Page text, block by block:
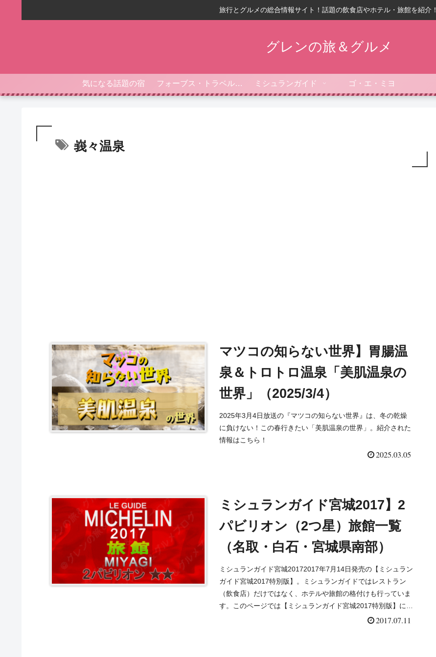
旅行とグルメの総合情報サイト！話題の飲食店やホテル・旅館を紹介！
グレンの旅＆グルメ
気になる話題の宿 フォーブス・トラベルガイド ミシュランガイド ゴ・エ・ミヨ
峩々温泉
マツコの知らない世界】胃腸温
泉＆トロトロ温泉「美肌温泉の
世界」（2025/3/4）
2025年3月4日放送の『マツコの知らない世界』は、冬の乾燥
に負けない！この春行きたい「美肌温泉の世界」。紹介された
情報はこちら！
2025.03.05
ミシュランガイド宮城2017】2
パビリオン（2つ星）旅館一覧
（名取・白石・宮城県南部）
ミシュランガイド宮城20172017年7月14日発売の【ミシュラン
ガイド宮城2017特別版】。ミシュランガイドではレストラン
（飲食店）だけではなく、ホテルや旅館の格付けも行っていま
す。このページでは【ミシュランガイド宮城2017特別版】に掲
2017.07.11